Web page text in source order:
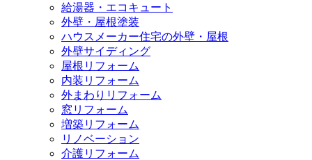
給湯器・エコキュート
外壁・屋根塗装
ハウスメーカー住宅の外壁・屋根
外壁サイディング
屋根リフォーム
内装リフォーム
外まわりリフォーム
窓リフォーム
増築リフォーム
リノベーション
介護リフォーム